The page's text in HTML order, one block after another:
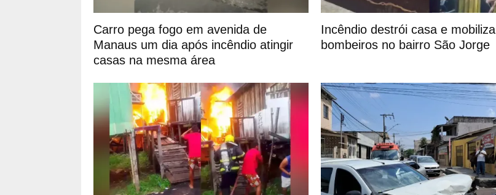
Carro pega fogo em avenida de
Manaus um dia após incêndio atingir
casas na mesma área
Incêndio destrói casa e mobiliza
bombeiros no bairro São Jorge